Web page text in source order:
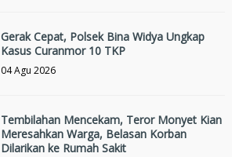
Gerak Cepat, Polsek Bina Widya Ungkap
Kasus Curanmor 10 TKP
04 Agu 2026
Tembilahan Mencekam, Teror Monyet Kian
Meresahkan Warga, Belasan Korban
Dilarikan ke Rumah Sakit